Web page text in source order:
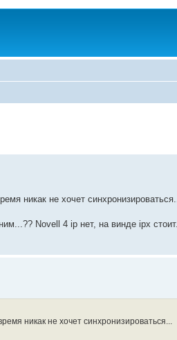
никак не хочет
Novell 4 ip нет, на винде ipx стоит.
никак не хочет синхронизироваться...